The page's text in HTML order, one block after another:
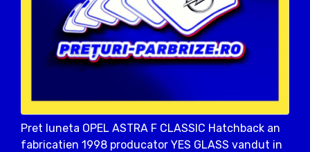
Pret luneta OPEL ASTRA F CLASSIC Hatchback an
fabricatien 1998 producator YES GLASS vandut in